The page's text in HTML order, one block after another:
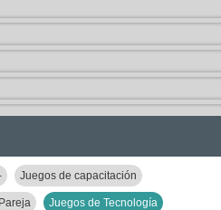
Juegos de capacitación
Juegos de Tecnología